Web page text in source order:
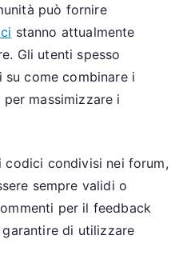
può fornire
stanno attualmente
Gli utenti spesso
come combinare i
massimizzare i
codici condivisi nei forum,
sempre validi o
per il feedback
di utilizzare